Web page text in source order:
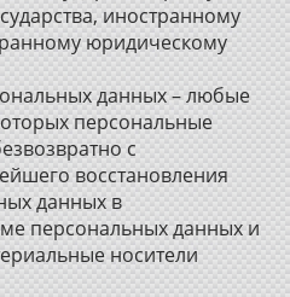
иностранному
юридическому
данных – любые
персональные
с
восстановления
данных в
персональных данных и
носители